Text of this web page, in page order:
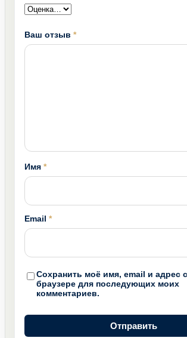
Ваш отзыв *
Имя *
Email *
Сохранить моё имя, email и адрес
браузере для последующих моих
комментариев.